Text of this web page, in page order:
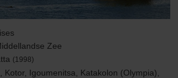
Zee
(1998)
Kotor, Igoumenitsa, Katakolon (Olympia),